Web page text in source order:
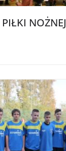
NOŻNEJ